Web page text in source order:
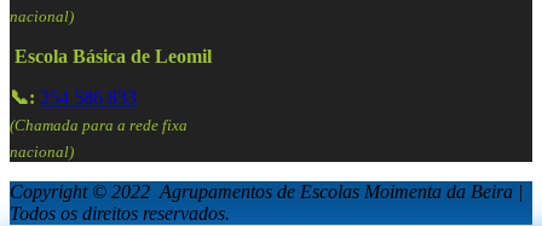
nacional)
Escola Básica de Leomil
📞: 254 586 833
(Chamada para a rede fixa
nacional)
Copyright © 2022 Agrupamentos de Escolas Moimenta da Beira |
Todos os direitos reservados.